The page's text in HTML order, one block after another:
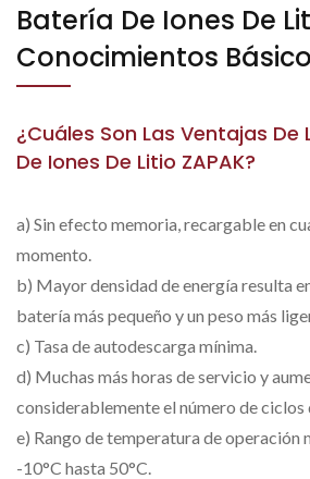
Batería De Iones De
Conocimientos
¿Cuáles Son Las Ventajas De
De Iones De Litio ZAPAK?
a) Sin efecto memoria, recargable en
momento.
b) Mayor densidad de energía resulta
batería más pequeño y un peso más
c) Tasa de autodescarga mínima.
d) Muchas más horas de servicio y
considerablemente el número de ciclos
e) Rango de temperatura de operación
-10°C hasta 50°C.